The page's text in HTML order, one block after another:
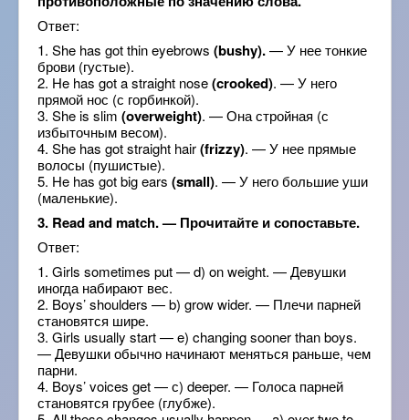
Ответ:
1. She has got thin eyebrows (bushy).— У нее тонкие
брови (густые).
2. He has got a straight nose(crooked). — У него
прямой нос (с горбинкой).
3. She is slim (overweight). — Она стройная (с
избыточным весом).
4. She has got straight hair(frizzy). — У нее прямые
волосы (пушистые).
5. He has got big ears (small). — У него большие уши
(маленькие).
3. Read and match. — Прочитайте и сопоставьте.
Ответ:
1. Girls sometimes put — d) on weight. — Девушки
иногда набирают вес.
2. Boys’ shoulders — b) grow wider. — Плечи парней
становятся шире.
3. Girls usually start — e) changing sooner than boys.
— Девушки обычно начинают меняться раньше, чем
парни.
4. Boys’ voices get — с) deeper. — Голоса парней
становятся грубее (глубже).